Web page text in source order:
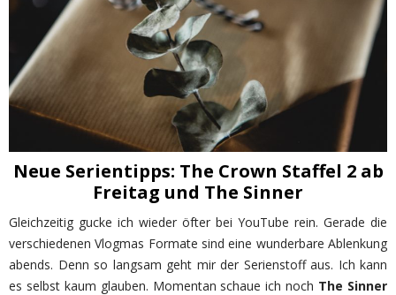
Neue Serientipps: The Crown Staffel 2 ab
Freitag und The Sinner
Gleichzeitig gucke ich wieder öfter bei YouTube rein. Gerade die
verschiedenen Vlogmas Formate sind eine wunderbare Ablenkung
abends. Denn so langsam geht mir der Serienstoff aus. Ich kann
es selbst kaum glauben. Momentan schaue ich noch The Sinner